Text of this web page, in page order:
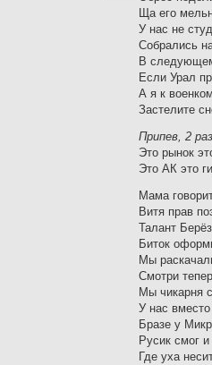
Ща его
У нас не
Собрались
В
Если Урал
А я к
Застелите
Припев, 2
Это рынок
Это АК это
Мама
Витя прав
Талант
Биток
Мы
Смотри
Мы чикарня
У нас
Бразе у
Русик смог
Где уха